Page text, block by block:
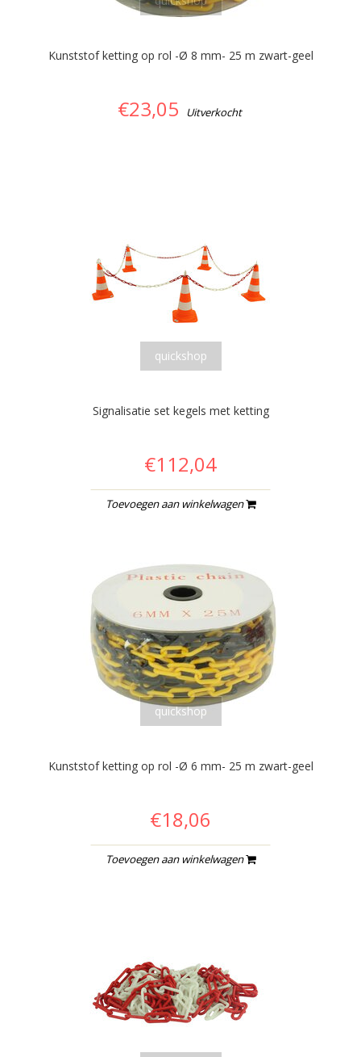
Kunststof ketting op rol -Ø 8 mm- 25 m zwart-geel
€23,05 Uitverkocht
quickshop
Signalisatie set kegels met ketting
€112,04
Toevoegen aan winkelwagen
quickshop
Kunststof ketting op rol -Ø 6 mm- 25 m zwart-geel
€18,06
Toevoegen aan winkelwagen